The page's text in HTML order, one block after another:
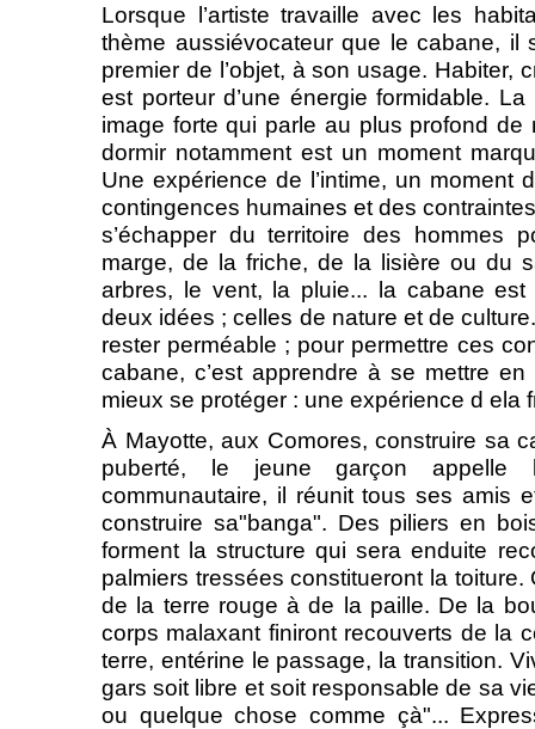
Lorsque l’artiste travaille avec les
thème aussiévocateur que le cabane, il
premier de l’objet, à son usage. Habiter,
est porteur d’une énergie formidable.
image forte qui parle au plus profond
dormir notamment est un moment
Une expérience de l’intime, un
contingences humaines et des
s’échapper du territoire des hommes
marge, de la friche, de la lisière ou du
arbres, le vent, la pluie... la cabane
deux idées ; celles de nature et de
rester perméable ; pour permettre ces
cabane, c’est apprendre à se mettre
mieux se protéger : une expérience d ela
À Mayotte, aux Comores, construire sa
puberté, le jeune garçon appelle
communautaire, il réunit tous ses amis
construire sa"banga". Des piliers en
forment la structure qui sera enduite
palmiers tressées constitueront la
de la terre rouge à de la paille. De la
corps malaxant finiront recouverts de la
terre, entérine le passage, la transition.
gars soit libre et soit responsable de sa
ou quelque chose comme çà"...